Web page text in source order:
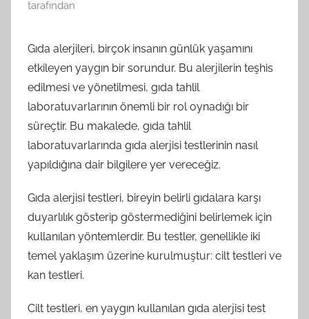
tarafından
Gıda alerjileri, birçok insanın günlük yaşamını
etkileyen yaygın bir sorundur. Bu alerjilerin teşhis
edilmesi ve yönetilmesi, gıda tahlil
laboratuvarlarının önemli bir rol oynadığı bir
süreçtir. Bu makalede, gıda tahlil
laboratuvarlarında gıda alerjisi testlerinin nasıl
yapıldığına dair bilgilere yer vereceğiz.
Gıda alerjisi testleri, bireyin belirli gıdalara karşı
duyarlılık gösterip göstermediğini belirlemek için
kullanılan yöntemlerdir. Bu testler, genellikle iki
temel yaklaşım üzerine kurulmuştur: cilt testleri ve
kan testleri.
Cilt testleri, en yaygın kullanılan gıda alerjisi test